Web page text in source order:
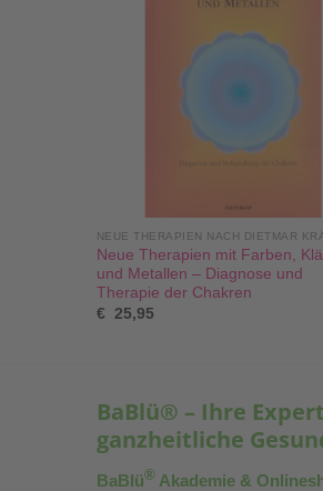
NEUE THERAPIEN NACH DIETMAR
Neue Therapien mit Farben,
und Metallen – Diagnose und
Therapie der Chakren
€ 25,95
BaBlü® – Ihre
ganzheitliche
BaBlü® Akademie &